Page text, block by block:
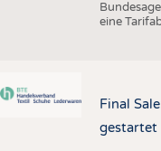
eine
Final
gestartet